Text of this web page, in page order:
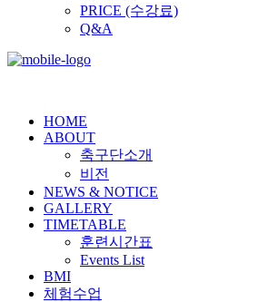
PRICE (수강료)
Q&A
HOME
ABOUT
축구단소개
비전
NEWS & NOTICE
GALLERY
TIMETABLE
훈련시간표
Events List
BMI
체험수업